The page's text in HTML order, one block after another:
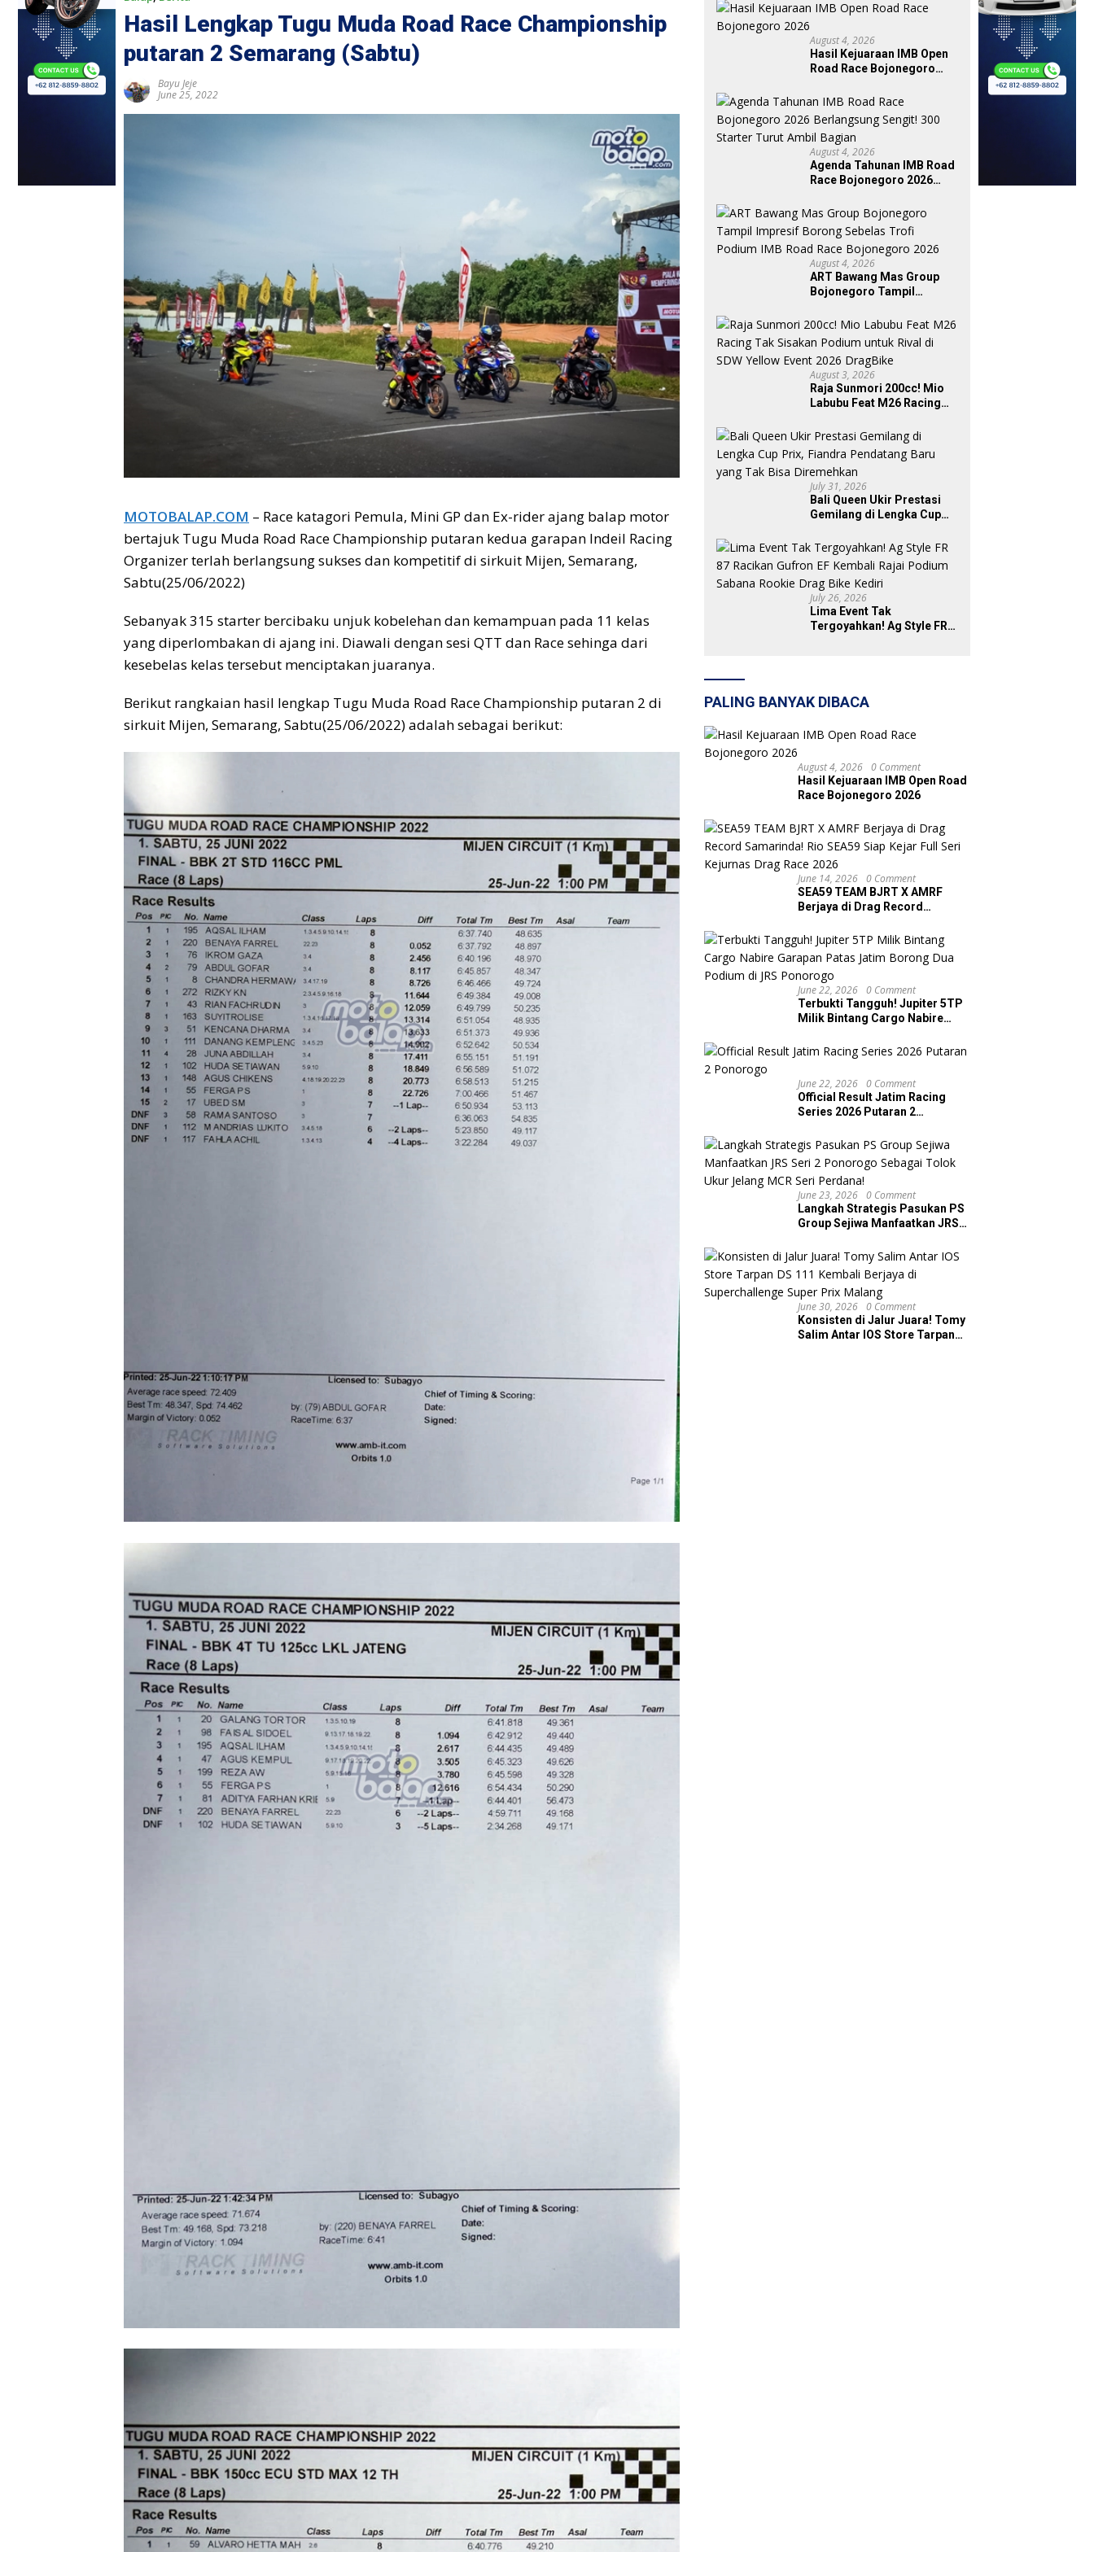
Hasil Lengkap Tugu Muda Road Race Championship
putaran 2 Semarang (Sabtu)
Bayu Jeje
June 25, 2022
MOTOBALAP.COM – Race katagori Pemula, Mini GP dan Ex-rider ajang balap motor
bertajuk Tugu Muda Road Race Championship putaran kedua garapan Indeil Racing
Organizer terlah berlangsung sukses dan kompetitif di sirkuit Mijen, Semarang,
Sabtu(25/06/2022)
Sebanyak 315 starter bercibaku unjuk kobelehan dan kemampuan pada 11 kelas
yang diperlombakan di ajang ini. Diawali dengan sesi QTT dan Race sehinga dari
kesebelas kelas tersebut menciptakan juaranya.
Berikut rangkaian hasil lengkap Tugu Muda Road Race Championship putaran 2 di
sirkuit Mijen, Semarang, Sabtu(25/06/2022) adalah sebagai berikut:
August 4, 2026
Hasil Kejuaraan IMB Open
Road Race Bojonegoro
August 4, 2026
Agenda Tahunan IMB Road
Race Bojonegoro 2026
Starter Turut Ambil Bagian
August 4, 2026
ART Bawang Mas Group
Bojonegoro Tampil
Trofi Podium IMB Road
Race Bojonegoro 2026
August 3, 2026
Raja Sunmori 200cc! Mio
Labubu Feat M26 Racing
Rival di SDW Yellow Event
2026 DragBike
July 31, 2026
Bali Queen Ukir Prestasi
Gemilang di Lengka Cup
Baru yang Tak Bisa
Diremehkan
July 26, 2026
Lima Event Tak
Tergoyahkan! Ag Style FR
PALING BANYAK DIBACA
August 4, 2026 0 Comment
Hasil Kejuaraan IMB Open Road
Race Bojonegoro 2026
June 14, 2026 0 Comment
SEA59 TEAM BJRT X AMRF
Berjaya di Drag Record
Kejar Full Seri Kejurnas Drag
Race 2026
June 22, 2026 0 Comment
Terbukti Tangguh! Jupiter 5TP
Milik Bintang Cargo Nabire
Dua Podium di JRS Ponorogo
June 22, 2026 0 Comment
Official Result Jatim Racing
Series 2026 Putaran 2
June 23, 2026 0 Comment
Langkah Strategis Pasukan PS
Group Sejiwa Manfaatkan JRS
Ukur Jelang MCR Seri Perdana!
June 30, 2026 0 Comment
Konsisten di Jalur Juara! Tomy
Salim Antar IOS Store Tarpan